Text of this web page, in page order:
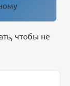
чтобы не